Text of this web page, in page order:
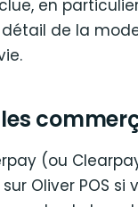
en
de la
(ou
Oliver POS si